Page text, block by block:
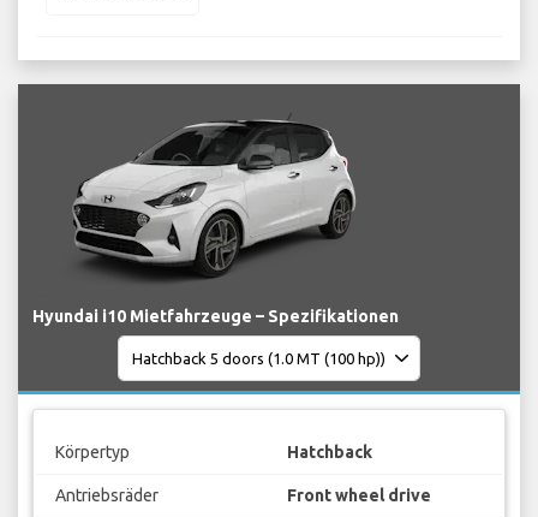
Hyundai i10 Mietfahrzeuge – Spezifikationen
Körpertyp Hatchback
Antriebsräder Front wheel drive